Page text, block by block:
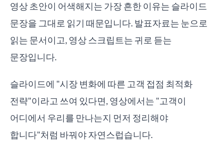
영상 초안이 어색해지는 가장 흔한 이유는 슬라이드
문장을 그대로 읽기 때문입니다. 발표자료는 눈으로
읽는 문서이고, 영상 스크립트는 귀로 듣는
문장입니다.
슬라이드에 "시장 변화에 따른 고객 접점 최적화
전략"이라고 쓰여 있다면, 영상에서는 "고객이
어디에서 우리를 만나는지 먼저 정리해야
합니다"처럼 바꿔야 자연스럽습니다.